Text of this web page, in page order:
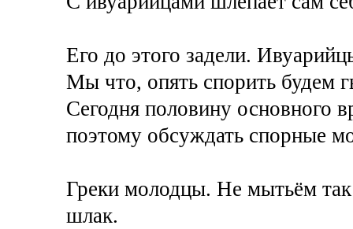
Его до этого задели.
Мы что, опять спорить будем
Сегодня половину основного
поэтому обсуждать спорные
Греки молодцы. Не мытьём
шлак.